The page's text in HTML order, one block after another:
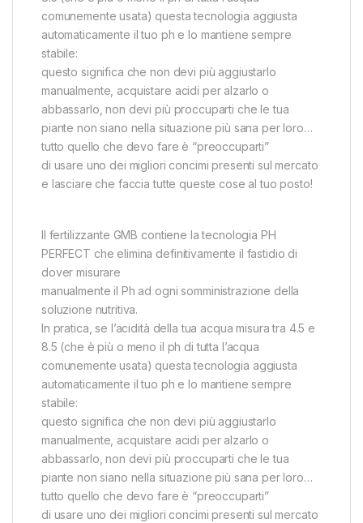
comunemente usata) questa tecnologia aggiusta
automaticamente il tuo ph e lo mantiene sempre
stabile:
questo significa che non devi più aggiustarlo
manualmente, acquistare acidi per alzarlo o
abbassarlo, non devi più proccuparti che le tua
piante non siano nella situazione più sana per loro…
tutto quello che devo fare è “preoccuparti”
di usare uno dei migliori concimi presenti sul mercato
e lasciare che faccia tutte queste cose al tuo posto!
ll fertilizzante GMB contiene la tecnologia PH
PERFECT che elimina definitivamente il fastidio di
dover misurare
manualmente il Ph ad ogni somministrazione della
soluzione nutritiva.
In pratica, se l’acidità della tua acqua misura tra 4.5 e
8.5 (che è più o meno il ph di tutta l’acqua
comunemente usata) questa tecnologia aggiusta
automaticamente il tuo ph e lo mantiene sempre
stabile:
questo significa che non devi più aggiustarlo
manualmente, acquistare acidi per alzarlo o
abbassarlo, non devi più proccuparti che le tua
piante non siano nella situazione più sana per loro…
tutto quello che devo fare è “preoccuparti”
di usare uno dei migliori concimi presenti sul mercato